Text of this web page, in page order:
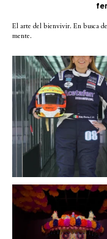
El arte del bienvivir. En busca
mente.
Conoce a
la piloto mexicana
3 0
A partir de hoy
23 de octubre y
2 0